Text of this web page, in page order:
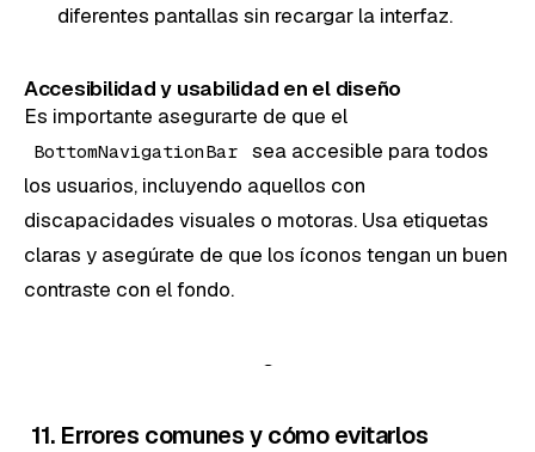
diferentes pantallas sin recargar la interfaz.
Accesibilidad y usabilidad en el diseño
Es importante asegurarte de que el
BottomNavigationBar
sea accesible para todos
los usuarios, incluyendo aquellos con
discapacidades visuales o motoras. Usa etiquetas
claras y asegúrate de que los íconos tengan un buen
contraste con el fondo.
11. Errores comunes y cómo evitarlos